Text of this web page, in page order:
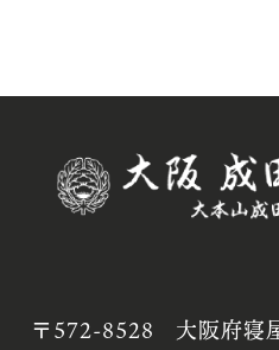
〒572-8528 大阪府寝